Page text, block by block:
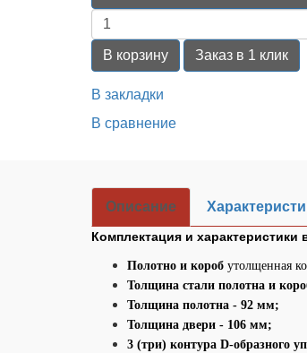
В корзину Заказ в 1 клик
В закладки
В сравнение
Описание
Комплектация и
Полотно и короб утолщенная
Толщина стали полотна и
Толщина полотна - 92 мм;
Толщина двери - 106 мм;
3 (три) контура D-образного